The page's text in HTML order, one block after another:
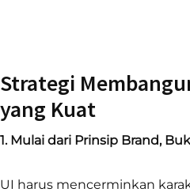
Strategi
yang Kuat
1. Mulai dari Prinsip Brand,
UI harus mencerminkan